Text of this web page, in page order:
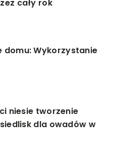
cały rok
domu: Wykorzystanie
niesie tworzenie
dla owadów w